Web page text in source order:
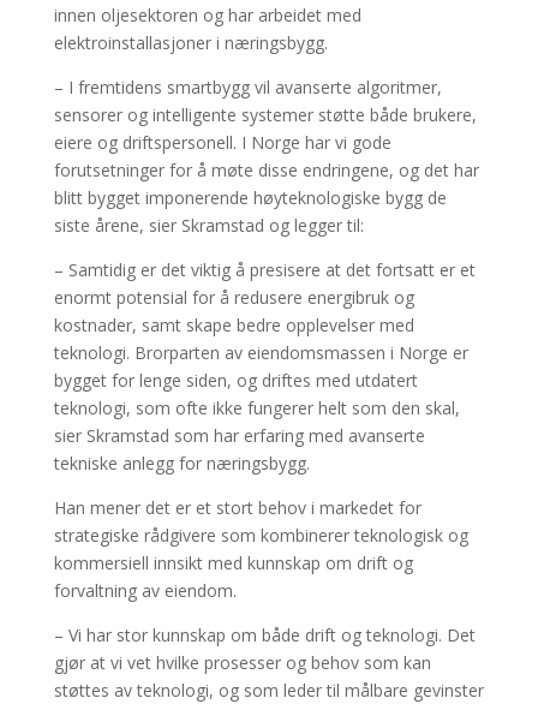
innen oljesektoren og har arbeidet med
elektroinstallasjoner i næringsbygg.
– I fremtidens smartbygg vil avanserte algoritmer,
sensorer og intelligente systemer støtte både brukere,
eiere og driftspersonell. I Norge har vi gode
forutsetninger for å møte disse endringene, og det har
blitt bygget imponerende høyteknologiske bygg de
siste årene, sier Skramstad og legger til:
– Samtidig er det viktig å presisere at det fortsatt er et
enormt potensial for å redusere energibruk og
kostnader, samt skape bedre opplevelser med
teknologi. Brorparten av eiendomsmassen i Norge er
bygget for lenge siden, og driftes med utdatert
teknologi, som ofte ikke fungerer helt som den skal,
sier Skramstad som har erfaring med avanserte
tekniske anlegg for næringsbygg.
Han mener det er et stort behov i markedet for
strategiske rådgivere som kombinerer teknologisk og
kommersiell innsikt med kunnskap om drift og
forvaltning av eiendom.
– Vi har stor kunnskap om både drift og teknologi. Det
gjør at vi vet hvilke prosesser og behov som kan
støttes av teknologi, og som leder til målbare gevinster